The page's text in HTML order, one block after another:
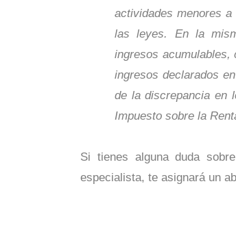
actividades menores
las leyes. En la
ingresos
ingresos declarados
de la discrepancia en
Impuesto sobre la
Si tienes alguna duda
especialista, te asignará un